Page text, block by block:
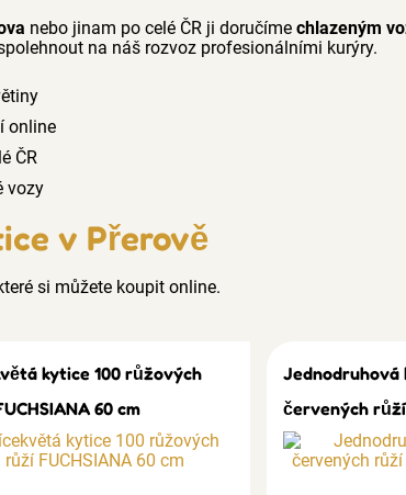
nebo jinam po celé ČR ji doručíme chlazeným
na náš rozvoz profesionálními kurýry.
online
ČR
vozy
v Přerově
si můžete koupit online.
kytice 100 růžových
60 cm
Jednodruhová
červených růží